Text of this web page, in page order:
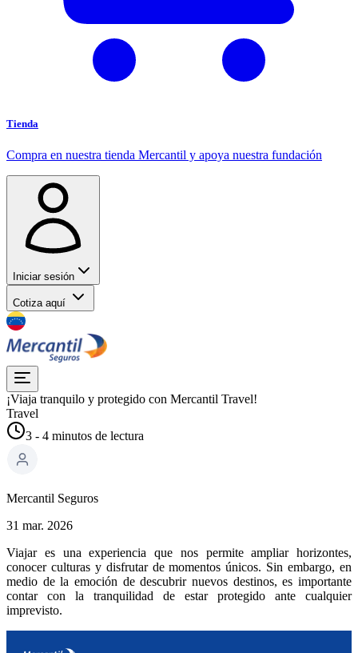
Tienda
Compra en nuestra tienda Mercantil y apoya nuestra fundación
Iniciar sesión
Cotiza aquí
¡Viaja tranquilo y protegido con Mercantil Travel!
Travel
3 - 4 minutos de lectura
Mercantil Seguros
31 mar. 2026
Viajar es una experiencia que nos permite ampliar horizontes,
conocer culturas y disfrutar de momentos únicos. Sin embargo, en
medio de la emoción de descubrir nuevos destinos, es importante
contar con la tranquilidad de estar protegido ante cualquier
imprevisto.